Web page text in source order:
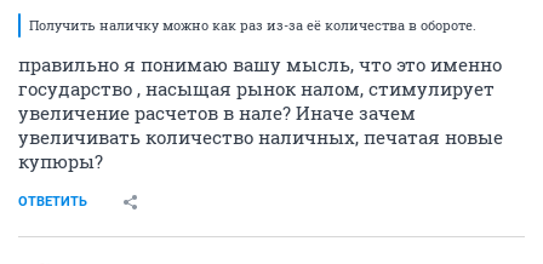
Получить наличку можно как раз из-за её количества в обороте.
правильно я понимаю вашу мысль, что это именно
государство , насыщая рынок налом, стимулирует
увеличение расчетов в нале? Иначе зачем
увеличивать количество наличных, печатая новые
купюры?
ОТВЕТИТЬ